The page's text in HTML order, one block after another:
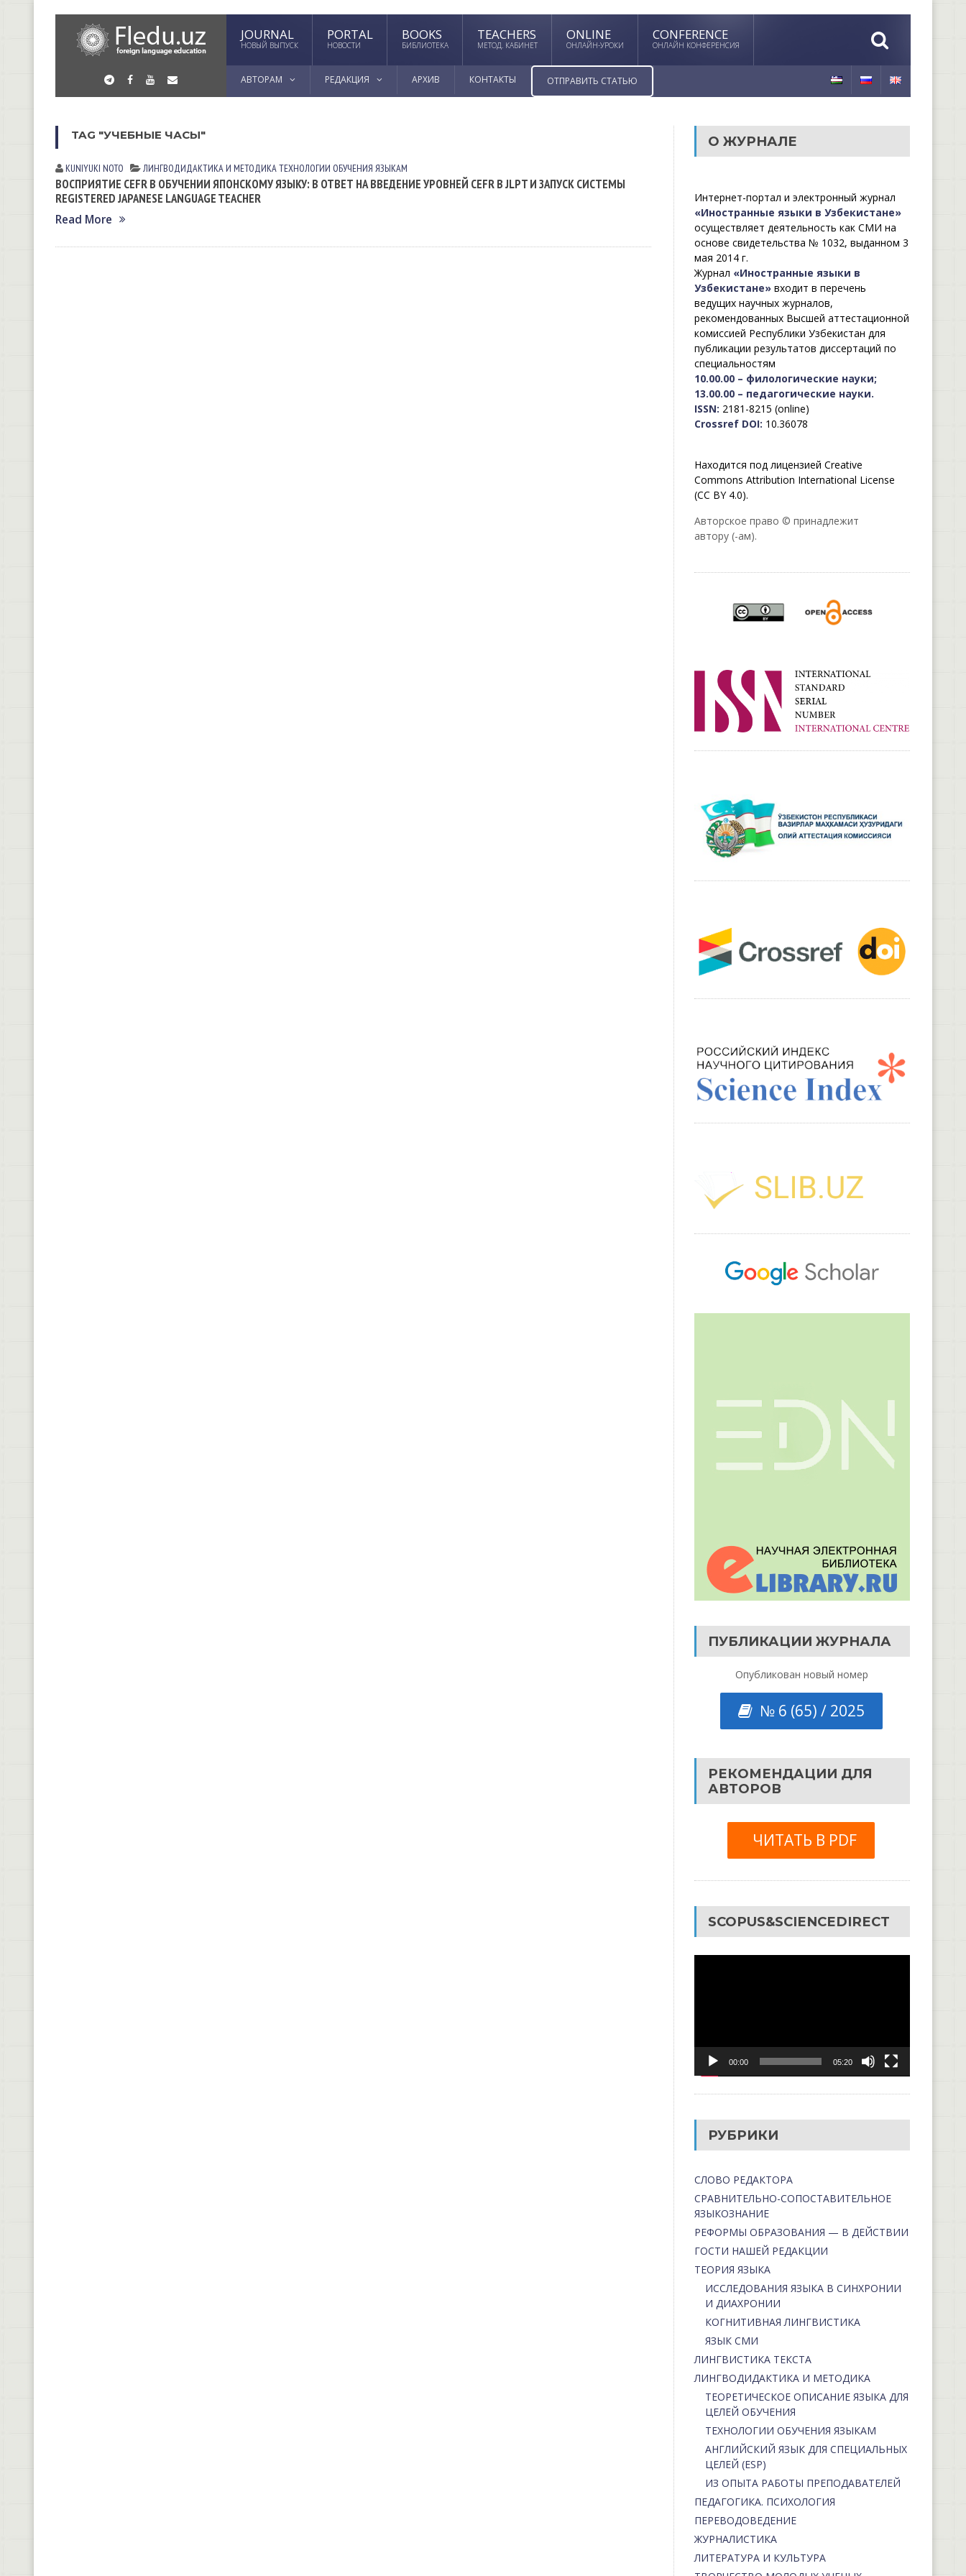
JOURNAL
НОВЫЙ ВЫПУСК
PORTAL
НОВОСТИ
BOOKS
БИБЛИОТЕКА
TEACHERS
МЕТОД. КАБИНЕТ
ONLINE
ОНЛАЙН-УРОКИ
CONFERENCE
ОНЛАЙН КОНФЕРЕНСИЯ
АВТОРАМ РЕДАКЦИЯ АРХИВ КОНТАКТЫ ОТПРАВИТЬ СТАТЬЮ
TAG "УЧЕБНЫЕ ЧАСЫ"
KUNIYUKI NOTO ЛИНГВОДИДАКТИКА И МЕТОДИКАТЕХНОЛОГИИ ОБУЧЕНИЯ ЯЗЫКАМ
ВОСПРИЯТИЕ CEFR В ОБУЧЕНИИ ЯПОНСКОМУ ЯЗЫКУ: В ОТВЕТ НА ВВЕДЕНИЕ УРОВНЕЙ CEFR В JLPT И ЗАПУСК СИСТЕМЫ
REGISTERED JAPANESE LANGUAGE TEACHER
Read More
О ЖУРНАЛЕ
Интернет-портал и электронный журнал
«Иностранные языки в Узбекистане»
осуществляет деятельность как СМИ на
основе свидетельства № 1032, выданном 3
мая 2014 г.
Журнал «Иностранные языки в
Узбекистане»входит в перечень
ведущих научных журналов,
рекомендованных Высшей аттестационной
комиссией Республики Узбекистан для
публикации результатов диссертаций по
специальностям
10.00.00 – филологические науки;
13.00.00 – педагогические науки.
ISSN: 2181-8215 (online)
Crossref DOI: 10.36078
Находится под лицензией Creative
Commons Attribution International License
(CC BY 4.0).
Авторское право © принадлежит
автору (-ам).
ПУБЛИКАЦИИ ЖУРНАЛА
Опубликован новый номер
№ 6 (65) / 2025
РЕКОМЕНДАЦИИ ДЛЯ
АВТОРОВ
ЧИТАТЬ В PDF
SCOPUS&SCIENCEDIRECT
00:00 05:20
РУБРИКИ
СЛОВО РЕДАКТОРА
СРАВНИТЕЛЬНО-СОПОСТАВИТЕЛЬНОЕ
ЯЗЫКОЗНАНИЕ
РЕФОРМЫ ОБРАЗОВАНИЯ — В ДЕЙСТВИИ
ГОСТИ НАШЕЙ РЕДАКЦИИ
ТЕОРИЯ ЯЗЫКА
ИССЛЕДОВАНИЯ ЯЗЫКА В СИНХРОНИИ
И ДИАХРОНИИ
КОГНИТИВНАЯ ЛИНГВИСТИКА
ЯЗЫК СМИ
ЛИНГВИСТИКА ТЕКСТА
ЛИНГВОДИДАКТИКА И МЕТОДИКА
ТЕОРЕТИЧЕСКОЕ ОПИСАНИЕ ЯЗЫКА ДЛЯ
ЦЕЛЕЙ ОБУЧЕНИЯ
ТЕХНОЛОГИИ ОБУЧЕНИЯ ЯЗЫКАМ
АНГЛИЙСКИЙ ЯЗЫК ДЛЯ СПЕЦИАЛЬНЫХ
ЦЕЛЕЙ (ESP)
ИЗ ОПЫТА РАБОТЫ ПРЕПОДАВАТЕЛЕЙ
ПЕДАГОГИКА. ПСИХОЛОГИЯ
ПЕРЕВОДОВЕДЕНИЕ
ЖУРНАЛИСТИКА
ЛИТЕРАТУРА И КУЛЬТУРА